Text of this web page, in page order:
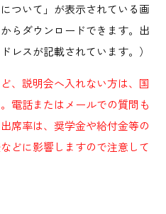
ついて」が表示されている画
らダウンロードできます。出
レスが記載されています。）
、説明会へ入れない方は、国
電話またはメールでの質問も
席率は、奨学金や給付金等の
どに影響しますので注意して